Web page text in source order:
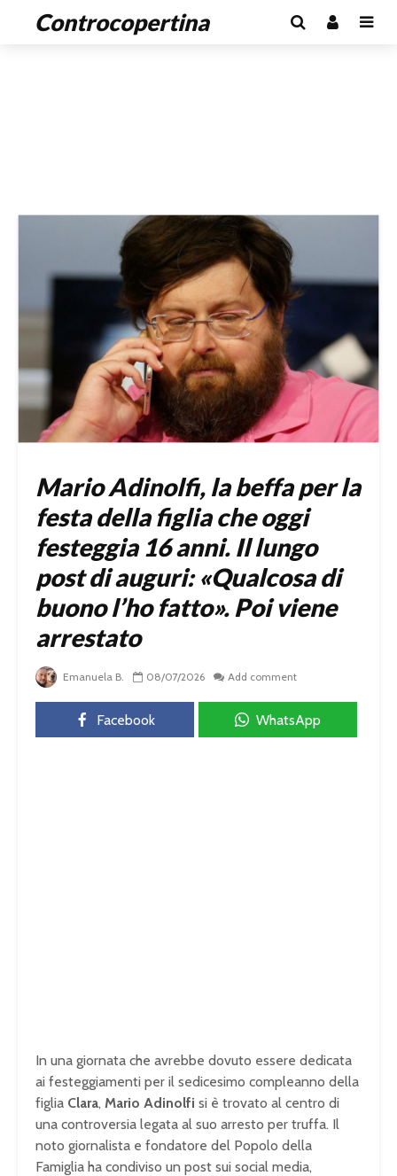
Controcopertina
Mario Adinolfi, la beffa per la
festa della figlia che oggi
festeggia 16 anni. Il lungo
post di auguri: «Qualcosa di
buono l’ho fatto». Poi viene
arrestato
Emanuela B. 08/07/2026 Add comment
Facebook WhatsApp
In una giornata che avrebbe dovuto essere dedicata
ai festeggiamenti per il sedicesimo compleanno della
figlia Clara, Mario Adinolfi si è trovato al centro di
una controversia legata al suo arresto per truffa. Il
noto giornalista e fondatore del Popolo della
Famiglia ha condiviso un post sui social media,